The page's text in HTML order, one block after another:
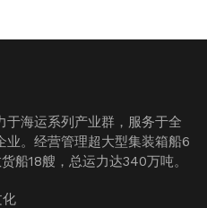
于海运系列产业群，服务于全
业。经营管理超大型集装箱船6
船18艘，总运力达340万吨。
化